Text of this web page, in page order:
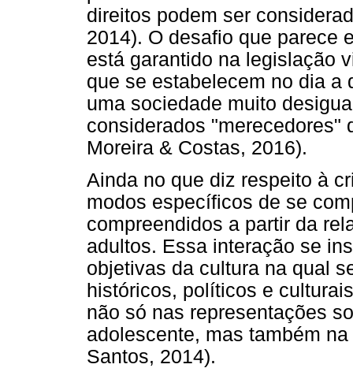
direitos podem ser
2014). O desafio que parece
está garantido na legislação
que se estabelecem no dia a
uma sociedade muito
considerados "merecedores"
Moreira & Costas, 2016).
Ainda no que diz respeito à
modos específicos de se
compreendidos a partir da
adultos. Essa interação se
objetivas da cultura na qual
históricos, políticos e
não só nas representações
adolescente, mas também
Santos, 2014).